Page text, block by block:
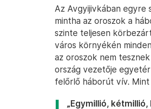
Az Avgyijivkában egyre
mintha az oroszok a
szinte teljesen
város környékén
az oroszok nem
ország vezetője
felőrlő háborút vív.
„Egymillió,